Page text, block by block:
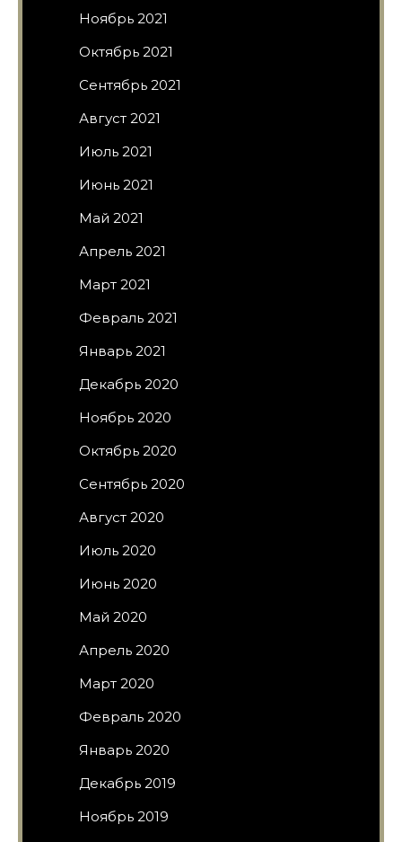
Ноябрь 2021
Октябрь 2021
Сентябрь 2021
Август 2021
Июль 2021
Июнь 2021
Май 2021
Апрель 2021
Март 2021
Февраль 2021
Январь 2021
Декабрь 2020
Ноябрь 2020
Октябрь 2020
Сентябрь 2020
Август 2020
Июль 2020
Июнь 2020
Май 2020
Апрель 2020
Март 2020
Февраль 2020
Январь 2020
Декабрь 2019
Ноябрь 2019